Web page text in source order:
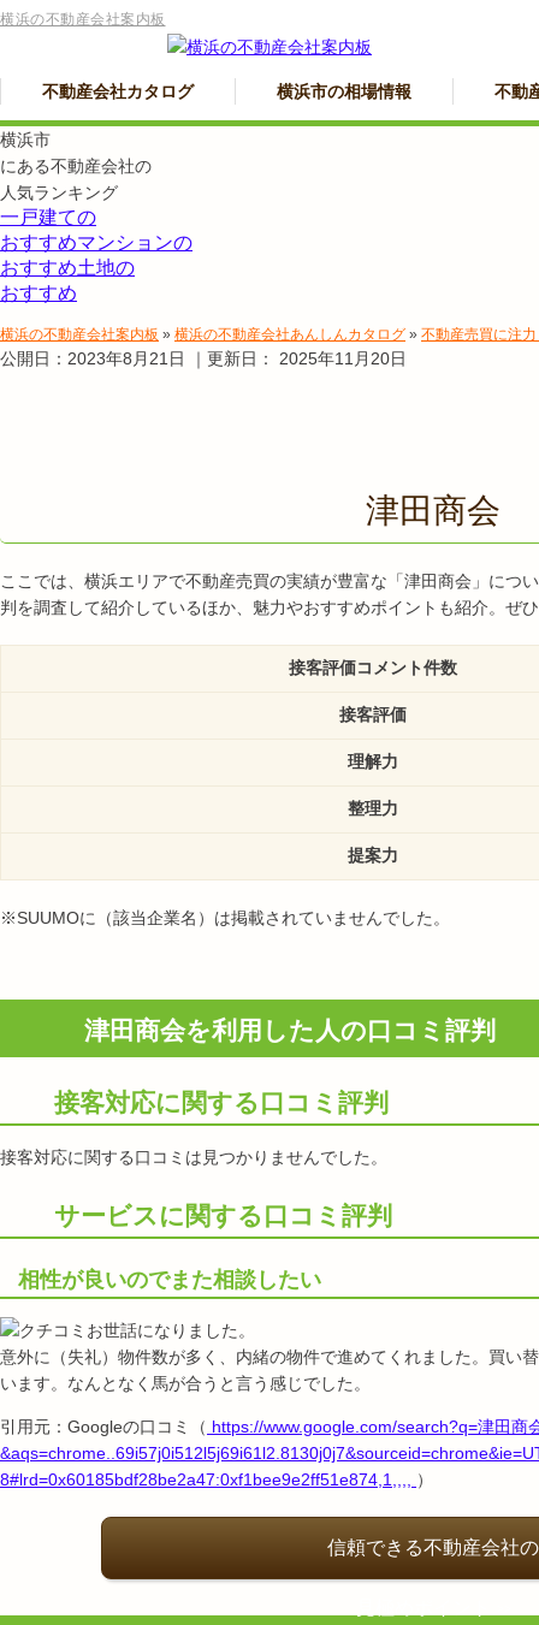
横浜の不動産会社案内板
不動産会社カタログ 横浜市の相場情報 不動
横浜市
にある不動産会社の
人気ランキング
一戸建ての
おすすめマンションの
おすすめ土地の
おすすめ
横浜の不動産会社案内板 » 横浜の不動産会社あんしんカタログ » 不動産売買に注
公開日： 2023年8月21日 ｜更新日： 2025年11月20日
津田商会
ここでは、横浜エリアで不動産売買の実績が豊富な「津田商会」につ
判を調査して紹介しているほか、魅力やおすすめポイントも紹介。ぜ
接客評価コメント件数
接客評価
理解力
整理力
提案力
※SUUMOに（該当企業名）は掲載されていませんでした。
津田商会を利用した人の口コミ評判
接客対応に関する口コミ評判
接客対応に関する口コミは見つかりませんでした。
サービスに関する口コミ評判
相性が良いのでまた相談したい
お世話になりました。
意外に（失礼）物件数が多く、内緒の物件で進めてくれました。買い
います。なんとなく馬が合うと言う感じでした。
引用元：Googleの口コミ（ https://www.google.com/search?q=津田商
8#lrd=0x60185bdf28be2a47:0xf1bee9e2ff51e874,1,,,,
）
信頼できる不動産会社の